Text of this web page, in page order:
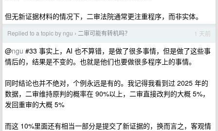
但无新证据材料的情况下，二审法院通常更注重程序，而非实体。
Replied to a topic by ngu › 二审可能有转机吗？ 1 天前
@ngu #33 事实上，AI 也不算错，是做了很多事情，但是做了这些事
情后的，结果是不变的。也就是他们也要做很多程序上的事情。
同时结论也并不绝对，个例永远是有的。我记得我看到过 2025 年的
数据，二审维持原判的概率在 90%以上，二审直接改判的大概 5%，
发回重审的大概 5%
而这 10%里面还有相当一部分是提交了新证据的，换而言之，客观情